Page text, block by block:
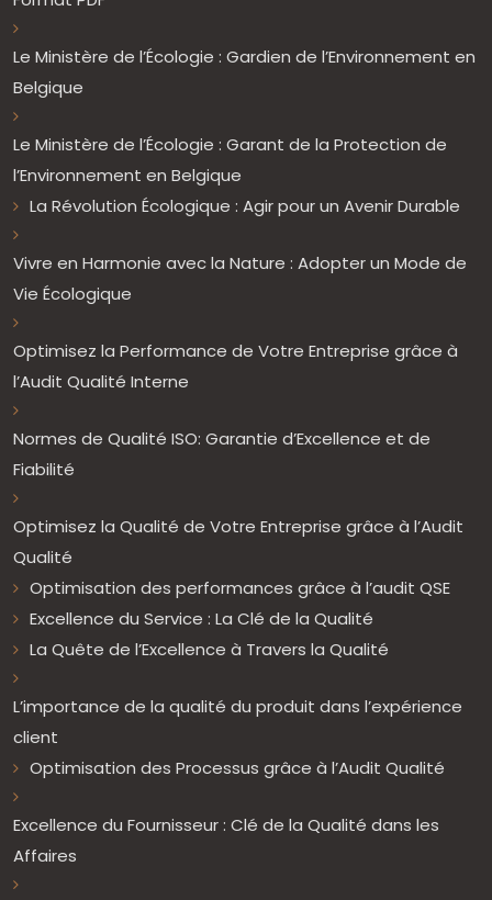
Le Ministère de l’Écologie : Gardien de l’Environnement en
Belgique
Le Ministère de l’Écologie : Garant de la Protection de
l’Environnement en Belgique
La Révolution Écologique : Agir pour un Avenir Durable
Vivre en Harmonie avec la Nature : Adopter un Mode de
Vie Écologique
Optimisez la Performance de Votre Entreprise grâce à
l’Audit Qualité Interne
Normes de Qualité ISO: Garantie d’Excellence et de
Fiabilité
Optimisez la Qualité de Votre Entreprise grâce à l’Audit
Qualité
Optimisation des performances grâce à l’audit QSE
Excellence du Service : La Clé de la Qualité
La Quête de l’Excellence à Travers la Qualité
L’importance de la qualité du produit dans l’expérience
client
Optimisation des Processus grâce à l’Audit Qualité
Excellence du Fournisseur : Clé de la Qualité dans les
Affaires